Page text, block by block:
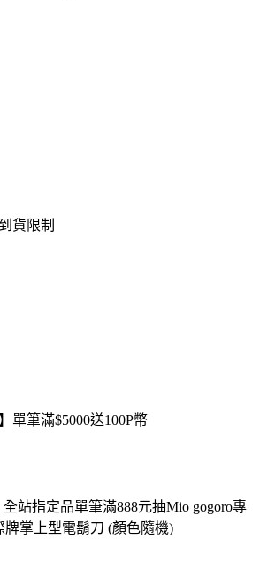
貨限制
單筆滿$5000送100P幣
全站指定品單筆滿888元抽Mio gogoro專
牌掌上型電鬍刀 (顏色隨機)